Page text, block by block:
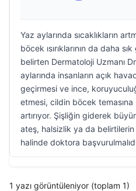
Yaz aylarında sıcaklıkların
böcek ısırıklarının da daha
belirten Dermatoloji Uzmanı
aylarında insanların açık
geçirmesi ve ince,
etmesi, cildin böcek
artırıyor. Şişliğin giderek
ateş, halsizlik ya da
halinde doktora
1 yazı görüntüleniyor (toplam 1)